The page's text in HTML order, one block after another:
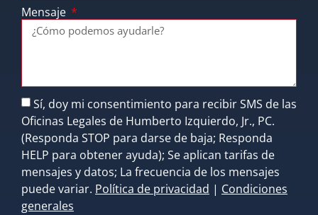
Mensaje
Sí, doy mi consentimiento para recibir SMS de las
Oficinas Legales de Humberto Izquierdo, Jr., PC.
(Responda STOP para darse de baja; Responda
HELP para obtener ayuda); Se aplican tarifas de
mensajes y datos; La frecuencia de los mensajes
puede variar. Política de privacidad | Condiciones
generales